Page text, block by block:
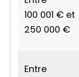
100 001 € et
250 000 €
Entre